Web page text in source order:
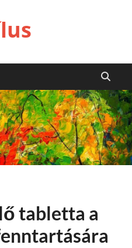
tabletta a